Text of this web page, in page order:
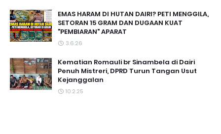
EMAS HARAM DI HUTAN DAIRI? PETI MENGGILA,
SETORAN 15 GRAM DAN DUGAAN KUAT
"PEMBIARAN" APARAT
3.6.26
Kematian Romauli br Sinambela di Dairi
Penuh Mistreri, DPRD Turun Tangan Usut
Kejanggalan
10.2.25